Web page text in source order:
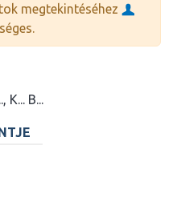
megtekintéséhez
K... B...